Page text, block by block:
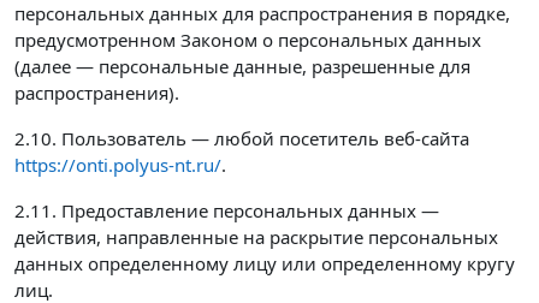
персональных данных для распространения в порядке,
предусмотренном Законом о персональных данных
(далее — персональные данные, разрешенные для
распространения).
2.10. Пользователь — любой посетитель веб-сайта
https://onti.polyus-nt.ru/.
2.11. Предоставление персональных данных —
действия, направленные на раскрытие персональных
данных определенному лицу или определенному кругу
лиц.